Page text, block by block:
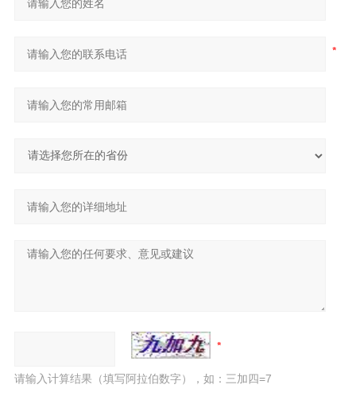
请输入计算结果（填写阿拉伯数字），如：三加四=7